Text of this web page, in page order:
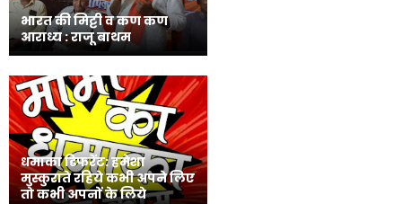
भारत की मिट्टी व कण कण
आराध्य : राजू बाथम
धमाका डिफरेंट: हमेशा
मुस्कुराते रहिये कभी अपने लिए
तो कभी अपनों के लिये